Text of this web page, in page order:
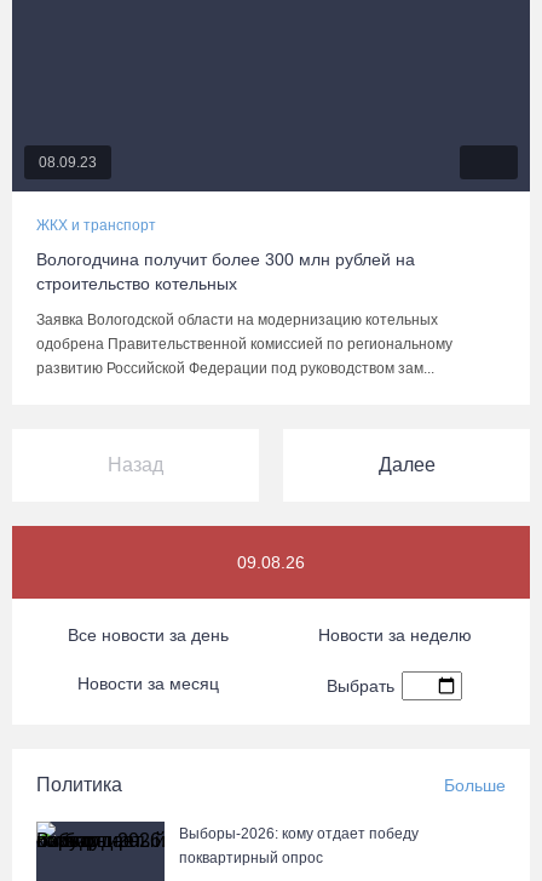
08.09.23
ЖКХ и транспорт
Вологодчина получит более 300 млн рублей на
строительство котельных
Заявка Вологодской области на модернизацию котельных
одобрена Правительственной комиссией по региональному
развитию Российской Федерации под руководством зам...
Назад Далее
09.08.26
Все новости за день Новости за неделю
Новости за месяц Выбрать
Политика Больше
Выборы-2026: кому отдает победу
поквартирный опрос